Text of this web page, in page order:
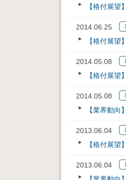
【格付展望
2014.06.25
【格付展望
2014.05.08
【格付展望
2014.05.08
【業界動
2013.06.04
【格付展望
2013.06.04